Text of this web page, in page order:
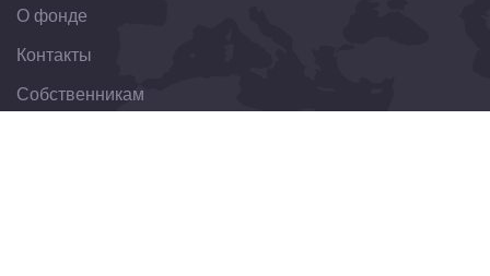
О фонде
Контакты
Собственникам